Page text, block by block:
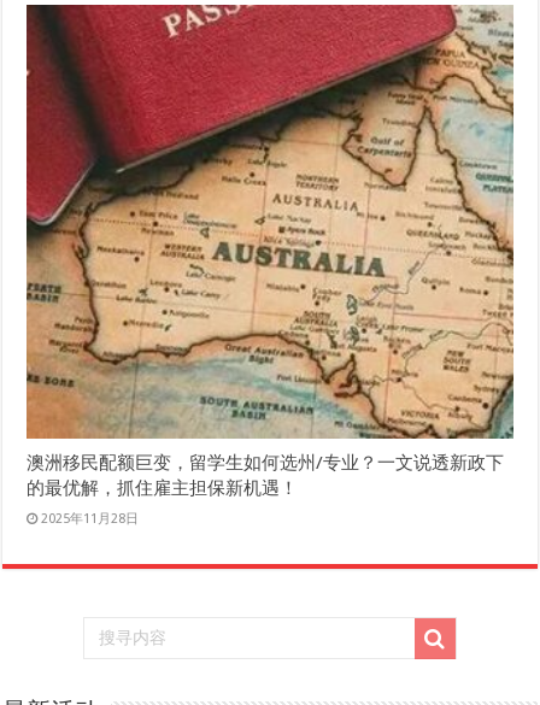
澳洲移民配额巨变，留学生如何选州/专业？一文说透新政下
的最优解，抓住雇主担保新机遇！
2025年11月28日